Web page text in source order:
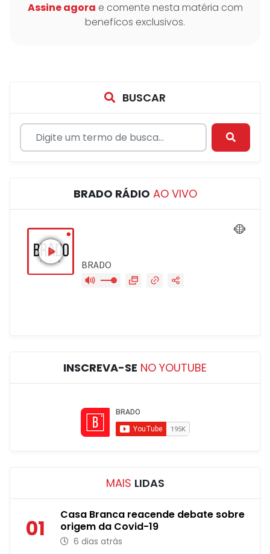
Assine agora e comente nesta matéria com
benefícos exclusivos.
BUSCAR
BRADO RÁDIO AO VIVO
INSCREVA-SE NO YOUTUBE
MAIS LIDAS
01
Casa Branca reacende debate sobre
origem da Covid-19
6 dias atrás